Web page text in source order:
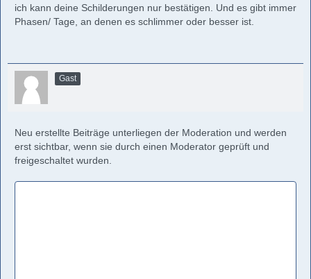
ich kann deine Schilderungen nur bestätigen. Und es gibt immer
Phasen/ Tage, an denen es schlimmer oder besser ist.
Gast
Neu erstellte Beiträge unterliegen der Moderation und werden
erst sichtbar, wenn sie durch einen Moderator geprüft und
freigeschaltet wurden.